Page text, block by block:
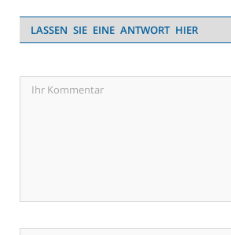
LASSEN SIE EINE ANTWORT HIER